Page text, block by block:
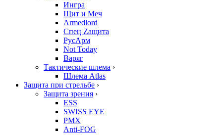
Ингра
Щит и Меч
Armedlord
Спец Zащита
РусАрм
Not Today
Варяг
Тактические шлема ›
Шлема Atlas
Защита при стрельбе ›
Защита зрения ›
ESS
SWISS EYE
PMX
Anti-FOG